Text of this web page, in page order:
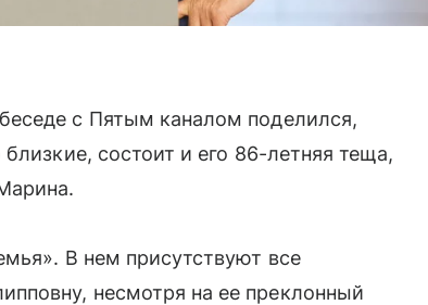
с Пятым каналом поделился,
состоит и его 86-летняя теща,
В нем присутствуют все
несмотря на ее преклонный